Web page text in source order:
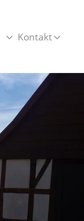
Kontakt